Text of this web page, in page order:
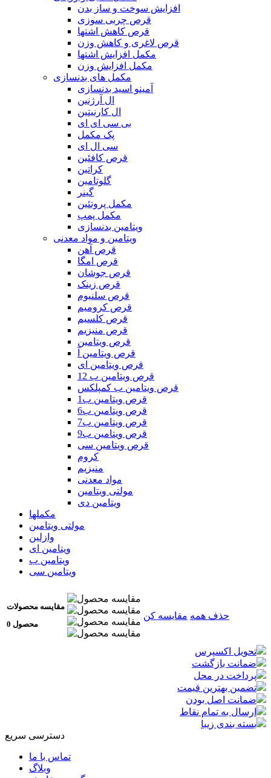
افزایش سوخت و ساز بدن
قرص چربی سوزی
قرص کاهش اشتها
قرص لاغری و کاهش وزن
مکمل افزایش اشتها
مکمل افزایش وزن
مکمل های بدنسازی
آمینو اسید بدنسازی
ال آرژنین
ال کارنیتین
بی سی ای ای
پک مکمل
سی ال ای
قرص کافئین
کراتین
گلوتامین
گینر
مکمل پروتئین
مکمل پمپ
ویتامین بدنسازی
ویتامین و مواد معدنی
قرص آهن
قرص امگا
قرص جوشان
قرص زینک
قرص سلنیوم
قرص کرومیم
قرص کلسیم
قرص منیزیم
قرص ویتامین
قرص ویتامین آ
قرص ویتامین ای
قرص ویتامین ب 12
قرص ویتامین ب کمپلکس
قرص ویتامین ب1
قرص ویتامین ب6
قرص ویتامین ب7
قرص ویتامین ب9
قرص ویتامین سی
کروم
منیزیم
مواد معدنی
مولتی ویتامین
ویتامین دی
مکملها
مولتی ویتامین
وازلین
ویتامین ای
ویتامین ب
ویتامین سی
مقایسه محصولات
0 محصول
حذف همه مقایسه کن
تحویل اکسپرس
ضمانت بازگشت
پرداخت در محل
تضمین بهترین قیمت
ضمانت اصل بودن
ارسال به تمام نقاط
بسته بندی زیبا
دسترسی سریع
تماس با ما
وبلاگ